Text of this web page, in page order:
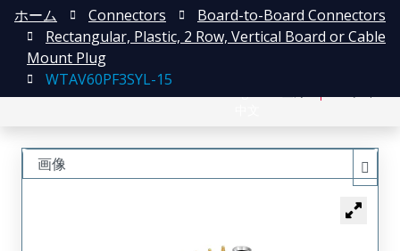
ホーム Connectors
Board-to-Board Connectors
Rectangular, Plastic, 2 Row, Vertical Board or Cable
Mount Plug
WTAV60PF3SYL-15
画像